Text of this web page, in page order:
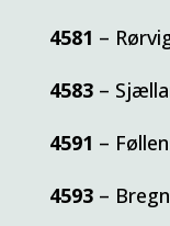
4581 –
4583–
4591 –
4593–